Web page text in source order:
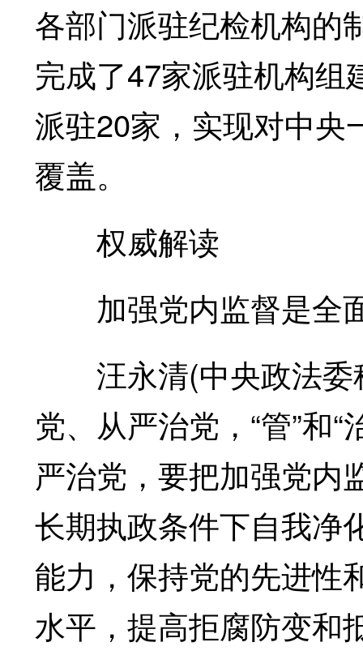
各部门派驻纪检机构的
完成了47家派驻机构组
派驻20家，实现对中央
覆盖。
权威解读
加强党内监督是全
汪永清(中央政法委
党、从严治党，“管”和
严治党，要把加强党内
长期执政条件下自我净
能力，保持党的先进性
水平，提高拒腐防变和